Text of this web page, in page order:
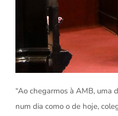
“Ao chegarmos à AMB, uma
num dia como o de hoje,